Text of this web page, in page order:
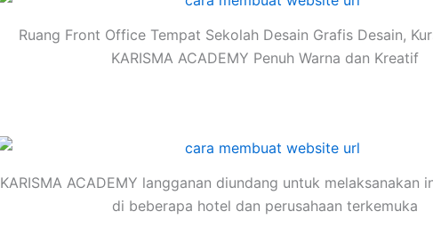
Ruang Front Office Tempat Sekolah Desain Grafis Desain,
KARISMA ACADEMY Penuh Warna dan Kreatif
KARISMA ACADEMY langganan diundang untuk melaksanakan
di beberapa hotel dan perusahaan terkemuka